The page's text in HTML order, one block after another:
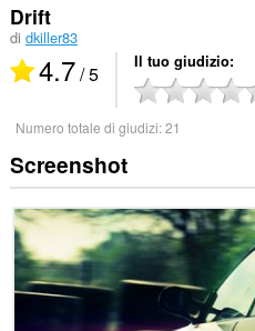
Drift
di dkiller83
4.7/ 5 Il tuo giudizio
Numero totale di giudizi:21
Screenshot